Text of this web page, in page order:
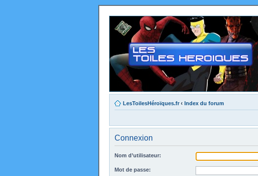
LesToilesHéroïques.fr ‹ Index du forum
Connexion
Nom d’utilisateur:
Mot de passe: